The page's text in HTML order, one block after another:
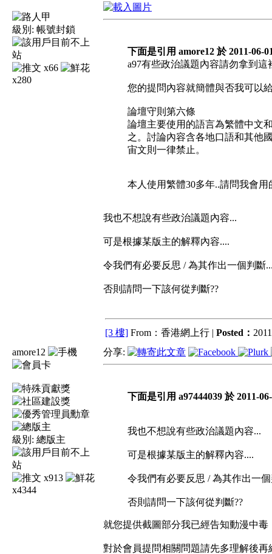
級別: 帳號封鎖
x66
x280
下面是引用 amore12 於 2011-06-
a97有些政治議題內容請勿拿到這
您的提問內容就簡體與否我可以
論壇守則第六條
論壇主要使用的語言為繁體中文
之。討論內容含各地口語和其他
宙文則一律禁止。
本人使用繁體30多年..請問我會用
我也不想說有些政治議題內容...
可是根據某版主的解釋內容....
令我們有必要反思 / 為其作出一個判斷
否則請問一下該何從判斷??
[3 樓] From：香港網上行 | Posted：
amore12
級別: 總版主
x913
x4344
分享:
下面是引用 a97444039 於 2011-
我也不想說有些政治議題內容...
可是根據某版主的解釋內容....
令我們有必要反思 / 為其作出一
否則請問一下該何從判斷??
就您提供截圖部分我已經告知動漫中毒
對於會員提問相關問題請先多理解後